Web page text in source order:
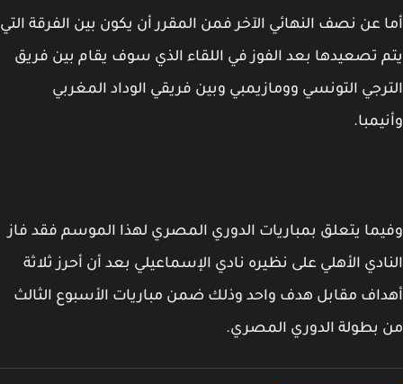
عن نصف النهائي الآخر فمن المقرر أن يكون بين الفرقة التي
تصعيدها بعد الفوز في اللقاء الذي سوف يقام بين فريق
التونسي وومازيمبي وبين فريقي الوداد المغربي
يتعلق بمباريات الدوري المصري لهذا الموسم فقد فاز
الأهلي على نظيره نادي الإسماعيلي بعد أن أحرز ثلاثة
مقابل هدف واحد وذلك ضمن مباريات الأسبوع الثالث
بطولة الدوري المصري.